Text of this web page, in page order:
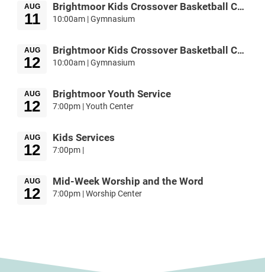
AUG
11
Brightmoor Kids Crossover Basketball Camp
10:00am | Gymnasium
AUG
12
Brightmoor Kids Crossover Basketball Camp
10:00am | Gymnasium
AUG
12
Brightmoor Youth Service
7:00pm | Youth Center
AUG
12
Kids Services
7:00pm |
AUG
12
Mid-Week Worship and the Word
7:00pm | Worship Center